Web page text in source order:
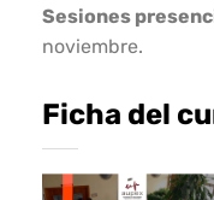
Sesiones
noviembre.
Ficha del